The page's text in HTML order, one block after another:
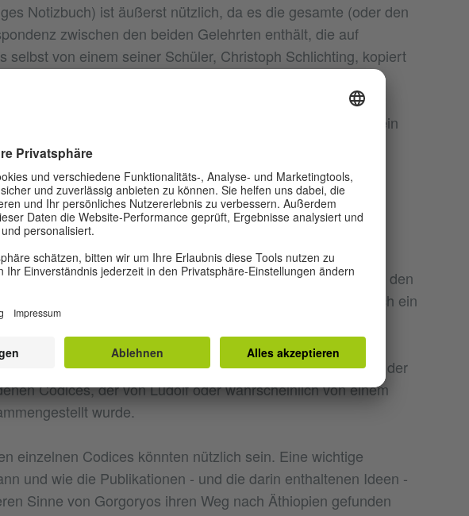
Notizbuch) ist äußerst nützlich, da es die gesamte (oder den
zwischen den beiden Gelehrten enthält, die auf
selbst von einem seiner Schüler, Christoph Schlichting, kopiert
der herzoglichen Bibliothek zu Gotha". Dies ist ein
Handschriften (in persischer, arabischer und türkischer
aufbewahrt werden.
und Briefe Ludolfs (57 S.) im Bestand der
Pentateuch.pdf. Bei diesem Manuskript handelt es sich um den
des Pentateuchs. Es ist sehr nützlich für Philologen, die sich ein
und Gründlichkeit machen können.
Collectanea Aethiopicae. Es handelt sich um einen Katalog der
Codices, der von Ludolf oder wahrscheinlich von einem
wurde.
einzelnen Codices könnten nützlich sein. Eine wichtige
und wie die Publikationen - und die darin enthaltenen Ideen -
Sinne von Gorgoryos ihren Weg nach Äthiopien gefunden